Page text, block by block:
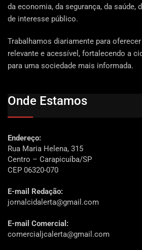
da economia, da segurança, da saúde,
de interesse público.
Trabalhamos diariamente para
relevante e acessível, fortalecendo a
para uma sociedade mais informada.
Onde Estamos
Endereço:
Rua Maria Helena, 315
Centro – Carapicuíba/SP
CEP 06320-070
E-mail Redação:
jornalcidalerta@gmail.com
E-mail Comercial:
comercialjcalerta@gmail.com